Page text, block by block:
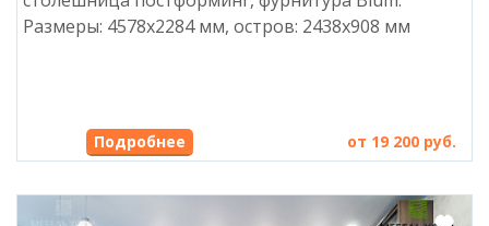
Размеры: 4578х2284 мм, остров: 2438х908 мм
Подробнее от 19 200 руб.